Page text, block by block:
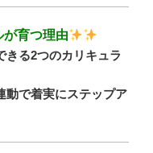
が育つ理由
きる2つのカリキュラ
動で着実にステップア